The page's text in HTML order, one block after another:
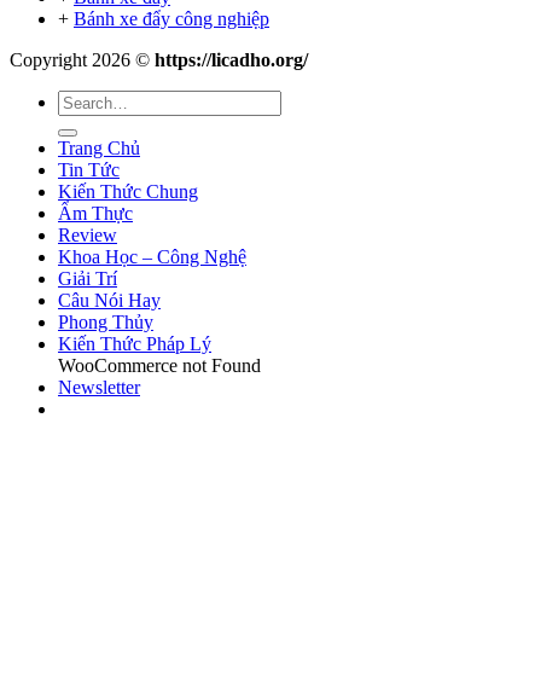
+ Bánh xe đẩy công nghiệp
Copyright 2026 © https://licadho.org/
Trang Chủ
Tin Tức
Kiến Thức Chung
Ẩm Thực
Review
Khoa Học – Công Nghệ
Giải Trí
Câu Nói Hay
Phong Thủy
Kiến Thức Pháp Lý
WooCommerce not Found
Newsletter